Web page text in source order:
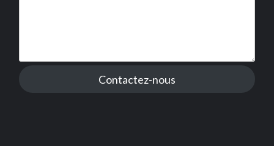
Contactez-nous